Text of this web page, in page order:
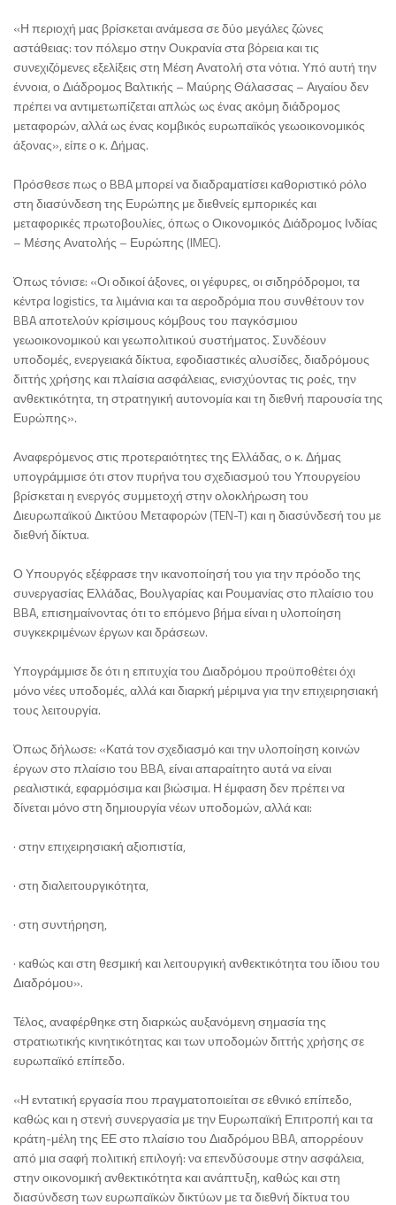
«Η περιοχή μας βρίσκεται ανάμεσα σε δύο μεγάλες ζώνες
αστάθειας: τον πόλεμο στην Ουκρανία στα βόρεια και τις
συνεχιζόμενες εξελίξεις στη Μέση Ανατολή στα νότια. Υπό αυτή την
έννοια, ο Διάδρομος Βαλτικής – Μαύρης Θάλασσας – Αιγαίου δεν
πρέπει να αντιμετωπίζεται απλώς ως ένας ακόμη διάδρομος
μεταφορών, αλλά ως ένας κομβικός ευρωπαϊκός γεωοικονομικός
άξονας», είπε ο κ. Δήμας.
Πρόσθεσε πως ο BBA μπορεί να διαδραματίσει καθοριστικό ρόλο
στη διασύνδεση της Ευρώπης με διεθνείς εμπορικές και
μεταφορικές πρωτοβουλίες, όπως ο Οικονομικός Διάδρομος Ινδίας
– Μέσης Ανατολής – Ευρώπης (IMEC).
Όπως τόνισε: «Οι οδικοί άξονες, οι γέφυρες, οι σιδηρόδρομοι, τα
κέντρα logistics, τα λιμάνια και τα αεροδρόμια που συνθέτουν τον
BBA αποτελούν κρίσιμους κόμβους του παγκόσμιου
γεωοικονομικού και γεωπολιτικού συστήματος. Συνδέουν
υποδομές, ενεργειακά δίκτυα, εφοδιαστικές αλυσίδες, διαδρόμους
διττής χρήσης και πλαίσια ασφάλειας, ενισχύοντας τις ροές, την
ανθεκτικότητα, τη στρατηγική αυτονομία και τη διεθνή παρουσία της
Ευρώπης».
Αναφερόμενος στις προτεραιότητες της Ελλάδας, ο κ. Δήμας
υπογράμμισε ότι στον πυρήνα του σχεδιασμού του Υπουργείου
βρίσκεται η ενεργός συμμετοχή στην ολοκλήρωση του
Διευρωπαϊκού Δικτύου Μεταφορών (TEN-T) και η διασύνδεσή του με
διεθνή δίκτυα.
Ο Υπουργός εξέφρασε την ικανοποίησή του για την πρόοδο της
συνεργασίας Ελλάδας, Βουλγαρίας και Ρουμανίας στο πλαίσιο του
BBA, επισημαίνοντας ότι το επόμενο βήμα είναι η υλοποίηση
συγκεκριμένων έργων και δράσεων.
Υπογράμμισε δε ότι η επιτυχία του Διαδρόμου προϋποθέτει όχι
μόνο νέες υποδομές, αλλά και διαρκή μέριμνα για την επιχειρησιακή
τους λειτουργία.
Όπως δήλωσε: «Κατά τον σχεδιασμό και την υλοποίηση κοινών
έργων στο πλαίσιο του BBA, είναι απαραίτητο αυτά να είναι
ρεαλιστικά, εφαρμόσιμα και βιώσιμα. Η έμφαση δεν πρέπει να
δίνεται μόνο στη δημιουργία νέων υποδομών, αλλά και:
· στην επιχειρησιακή αξιοπιστία,
· στη διαλειτουργικότητα,
· στη συντήρηση,
· καθώς και στη θεσμική και λειτουργική ανθεκτικότητα του ίδιου του
Διαδρόμου».
Τέλος, αναφέρθηκε στη διαρκώς αυξανόμενη σημασία της
στρατιωτικής κινητικότητας και των υποδομών διττής χρήσης σε
ευρωπαϊκό επίπεδο.
«Η εντατική εργασία που πραγματοποιείται σε εθνικό επίπεδο,
καθώς και η στενή συνεργασία με την Ευρωπαϊκή Επιτροπή και τα
κράτη-μέλη της ΕΕ στο πλαίσιο του Διαδρόμου BBA, απορρέουν
από μια σαφή πολιτική επιλογή: να επενδύσουμε στην ασφάλεια,
στην οικονομική ανθεκτικότητα και ανάπτυξη, καθώς και στη
διασύνδεση των ευρωπαϊκών δικτύων με τα διεθνή δίκτυα του